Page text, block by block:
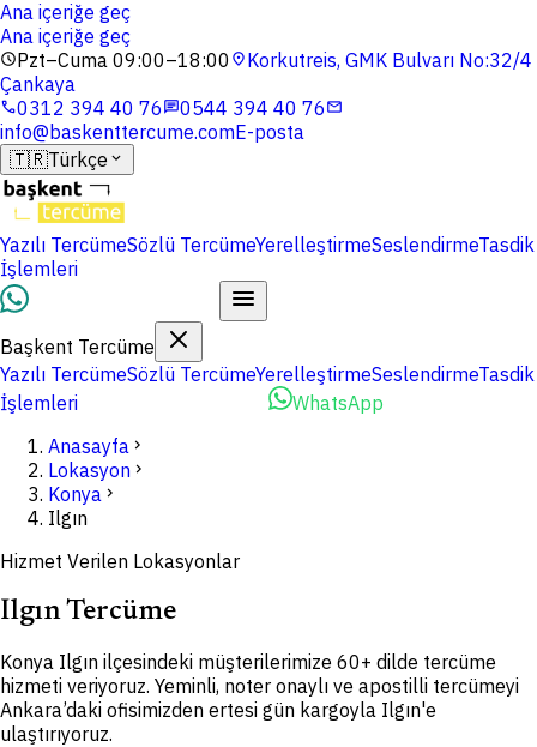
Ana içeriğe geç
Ana içeriğe geç
schedulePzt–Cuma 09:00–18:00 location_onKorkutreis, GMK Bulvarı No:32/4
Çankaya
phone0312 394 40 76chat0544 394 40 76mail
info@baskenttercume.comE-posta
🇹🇷Türkçe expand_more
Yazılı TercümeSözlü TercümeYerelleştirmeSeslendirmeTasdik
İşlemleri
Başkent Tercüme
Yazılı TercümeSözlü TercümeYerelleştirmeSeslendirmeTasdik
İşlemleri
WhatsApp
Anasayfa chevron_right
Lokasyon chevron_right
Konya chevron_right
Ilgın
Hizmet Verilen Lokasyonlar
Ilgın Tercüme
Konya Ilgın ilçesindeki müşterilerimize 60+ dilde tercüme
hizmeti veriyoruz. Yeminli, noter onaylı ve apostilli tercümeyi
Ankara’daki ofisimizden ertesi gün kargoyla Ilgın'e
ulaştırıyoruz.